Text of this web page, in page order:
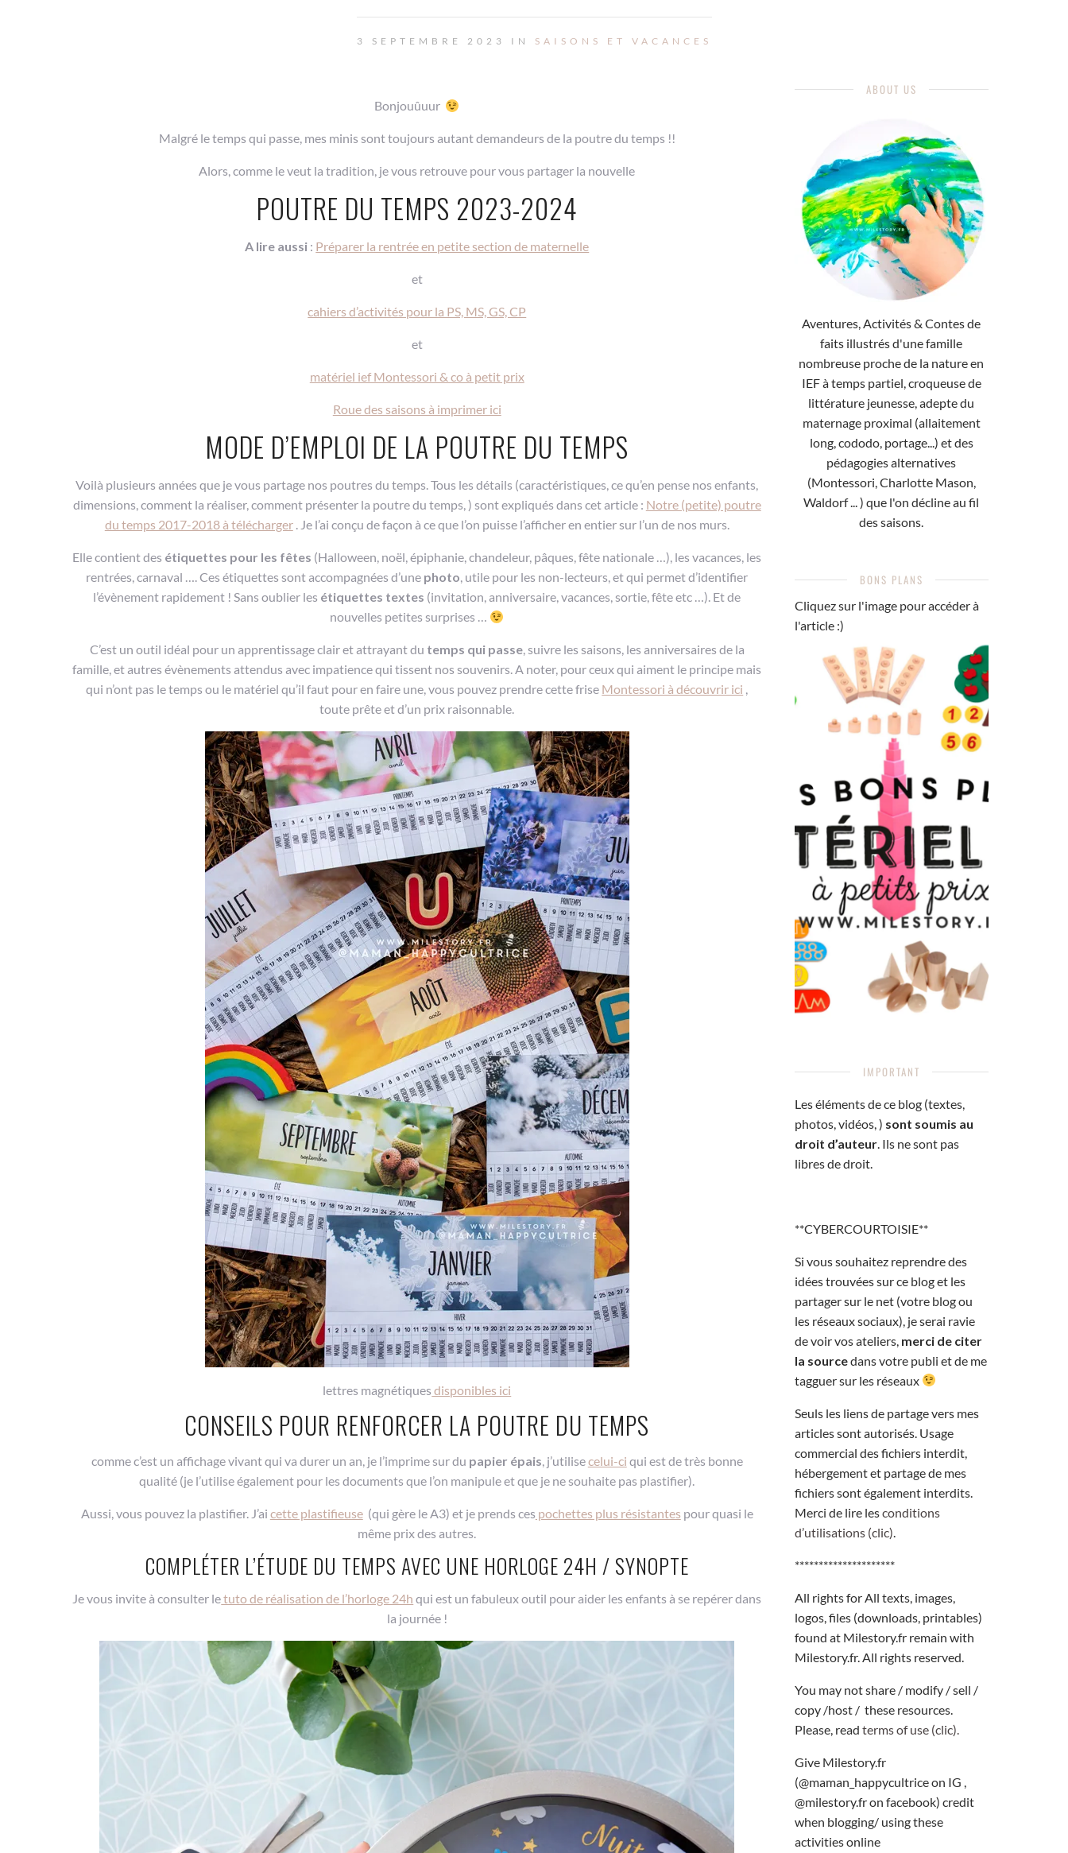
3 SEPTEMBRE 2023 IN SAISONS ET VACANCES
Bonjouûuur
Malgré le temps qui passe, mes minis sont toujours autant demandeurs de la poutre du temps !!
Alors, comme le veut la tradition, je vous retrouve pour vous partager la nouvelle
POUTRE DU TEMPS 2023-2024
A lire aussi : Préparer la rentrée en petite section de maternelle
et
cahiers d’activités pour la PS, MS, GS, CP
et
matériel ief Montessori & co à petit prix
Roue des saisons à imprimer ici
MODE D’EMPLOI DE LA POUTRE DU TEMPS
Voilà plusieurs années que je vous partage nos poutres du temps. Tous les détails (caractéristiques, ce qu’en pense nos enfants,
dimensions, comment la réaliser, comment présenter la poutre du temps, ) sont expliqués dans cet article : Notre (petite) poutre
du temps 2017-2018 à télécharger. Je l’ai conçu de façon à ce que l’on puisse l’afficher en entier sur l’un de nos murs.
Elle contient des étiquettes pour les fêtes (Halloween, noël, épiphanie, chandeleur, pâques, fête nationale …), les vacances, les
rentrées, carnaval …. Ces étiquettes sont accompagnées d’une photo, utile pour les non-lecteurs, et qui permet d’identifier
l’évènement rapidement ! Sans oublier les étiquettes textes (invitation, anniversaire, vacances, sortie, fête etc …). Et de
nouvelles petites surprises …
C’est un outil idéal pour un apprentissage clair et attrayant du temps qui passe, suivre les saisons, les anniversaires de la
famille, et autres évènements attendus avec impatience qui tissent nos souvenirs. A noter, pour ceux qui aiment le principe mais
qui n’ont pas le temps ou le matériel qu’il faut pour en faire une, vous pouvez prendre cette frise Montessori à découvrir ici ,
toute prête et d’un prix raisonnable.
lettres magnétiques disponibles ici
CONSEILS POUR RENFORCER LA POUTRE DU TEMPS
comme c’est un affichage vivant qui va durer un an, je l’imprime sur du papier épais, j’utilisecelui-ci qui est de très bonne
qualité (je l’utilise également pour les documents que l’on manipule et que je ne souhaite pas plastifier).
Aussi, vous pouvez la plastifier. J’ai cette plastifieuse(qui gère le A3) et je prends ces pochettes plus résistantes pour quasi le
même prix des autres.
COMPLÉTER L’ÉTUDE DU TEMPS AVEC UNE HORLOGE 24H / SYNOPTE
Je vous invite à consulter letuto de réalisation de l’horloge 24h qui est un fabuleux outil pour aider les enfants à se repérer dans
la journée !
ABOUT US
Aventures, Activités & Contes de
faits illustrés d'une famille
nombreuse proche de la nature en
IEF à temps partiel, croqueuse de
littérature jeunesse, adepte du
maternage proximal (allaitement
long, cododo, portage...) et des
pédagogies alternatives
(Montessori, Charlotte Mason,
Waldorf ... ) que l'on décline au fil
des saisons.
BONS PLANS
Cliquez sur l'image pour accéder à
l'article :)
IMPORTANT
Les éléments de ce blog (textes,
photos, vidéos, ) sont soumis au
droit d’auteur. Ils ne sont pas
libres de droit.
**CYBERCOURTOISIE**
Si vous souhaitez reprendre des
idées trouvées sur ce blog et les
partager sur le net (votre blog ou
les réseaux sociaux), je serai ravie
de voir vos ateliers,merci de citer
la sourcedans votre publi et de me
tagguer sur les réseaux
Seuls les liens de partage vers mes
articles sont autorisés. Usage
commercial des fichiers interdit,
hébergement et partage de mes
fichiers sont également interdits.
Merci de lire lesconditions
d’utilisations (clic).
*********************
All rights for All texts, images,
logos, files (downloads, printables)
found at Milestory.fr remain with
Milestory.fr. All rights reserved.
You may not share / modify / sell /
copy /host / these resources.
Please, read terms of use (clic).
Give Milestory.fr
(@maman_happycultrice on IG ,
@milestory.fr on facebook) credit
when blogging/ using these
activities online